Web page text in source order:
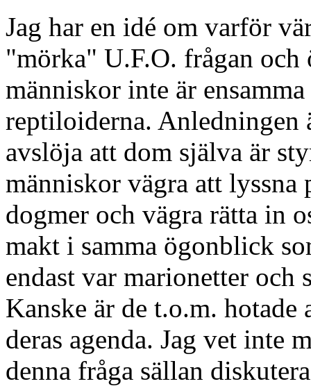
Jag har en idé om varför
"mörka" U.F.O. frågan
människor inte är
reptiloiderna. Anledningen
avslöja att dom själva är
människor vägra att
dogmer och vägra rätta in
makt i samma ögonblick
endast var marionetter
Kanske är de t.o.m.
deras agenda. Jag vet inte
denna fråga sällan